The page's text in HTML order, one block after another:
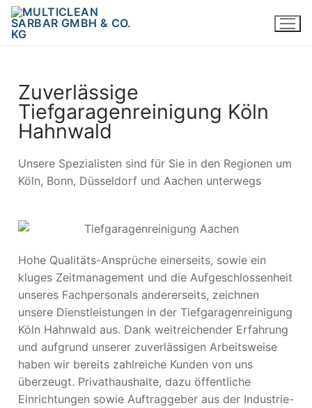
Zuverlässige
Tiefgaragenreinigung Köln
Hahnwald
Unsere Spezialisten sind für Sie in den Regionen um
Köln, Bonn, Düsseldorf und Aachen unterwegs
Hohe Qualitäts-Ansprüche einerseits, sowie ein
kluges Zeitmanagement und die Aufgeschlossenheit
unseres Fachpersonals andererseits, zeichnen
unsere Dienstleistungen in der Tiefgaragenreinigung
Köln Hahnwald aus. Dank weitreichender Erfahrung
und aufgrund unserer zuverlässigen Arbeitsweise
haben wir bereits zahlreiche Kunden von uns
überzeugt. Privathaushalte, dazu öffentliche
Einrichtungen sowie Auftraggeber aus der Industrie-